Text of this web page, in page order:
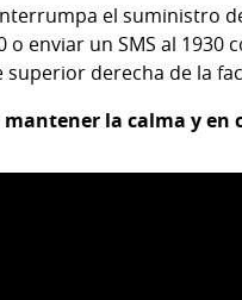
el suministro
o enviar un SMS al
derecha de la
la calma y en